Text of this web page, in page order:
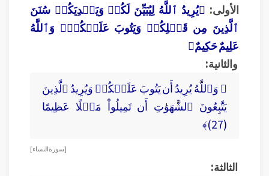
الأولى: ﴿يُرِيدُ ٱللَّهُ لِيُبَيِّنَ لَكُمۡ وَيَهۡدِيَكُمۡ سُنَنَ
ٱلَّذِينَ مِن قَبۡلِكُمۡ وَيَتُوبَ عَلَيۡكُمۡۗ وَٱللَّهُ
عَلِيمٌ حَكِيمٌ﴾
والثانية:
﴿ وَٱللَّهُ يُرِيدُ أَن يَتُوبَ عَلَيۡكُمۡ وَيُرِيدُ ٱلَّذِينَ
يَتَّبِعُونَ ٱلشَّهَوَٰتِ أَن تَمِيلُواْ مَيۡلًا عَظِيمًا
(27)﴾
[ سورة النساء ]
الثالثة: